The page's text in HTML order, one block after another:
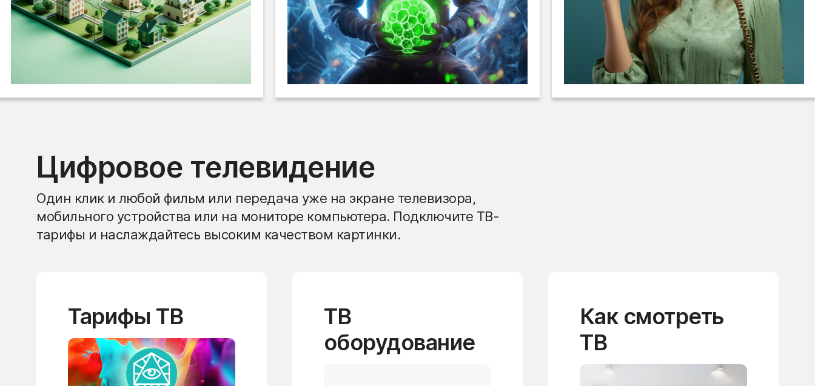
Цифровое телевидение
Один клик и любой фильм или передача уже на экране телевизора,
мобильного устройства или на мониторе компьютера. Подключите ТВ-
тарифы и наслаждайтесь высоким качеством картинки.
Тарифы ТВ
ТВ
оборудование
Как смотреть
ТВ